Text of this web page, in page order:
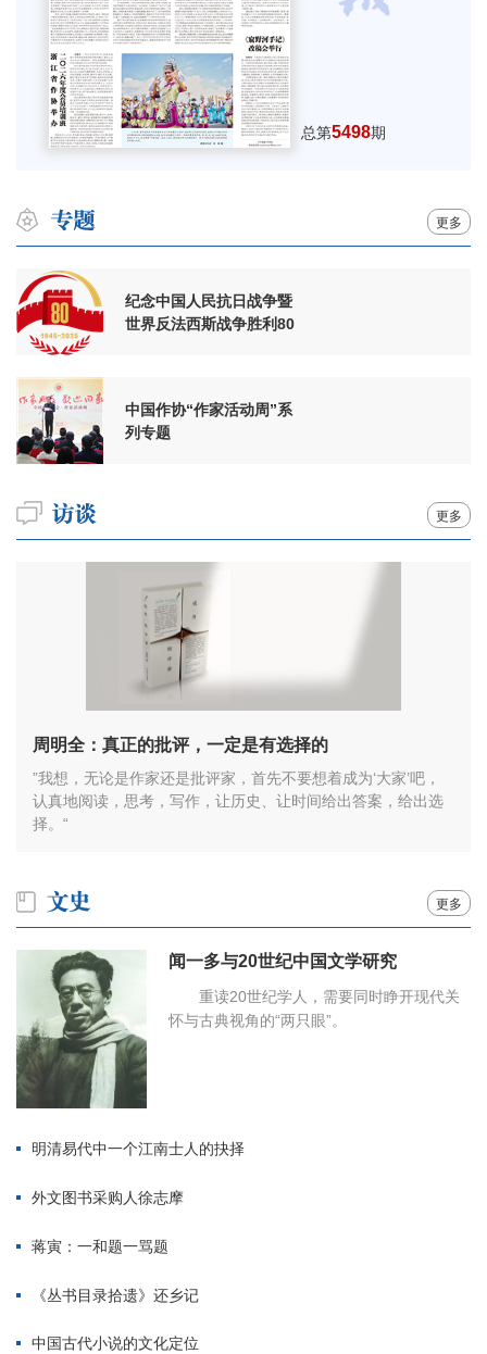
总第5498期
更多
纪念中国人民抗日战争暨
世界反法西斯战争胜利80
中国作协“作家活动周”系
列专题
更多
周明全：真正的批评，一定是有选择的
”我想，无论是作家还是批评家，首先不要想着成为‘大家’吧，
认真地阅读，思考，写作，让历史、让时间给出答案，给出选
择。“
更多
闻一多与20世纪中国文学研究
重读20世纪学人，需要同时睁开现代关
怀与古典视角的“两只眼”。
明清易代中一个江南士人的抉择
外文图书采购人徐志摩
蒋寅：一和题一骂题
《丛书目录拾遗》还乡记
中国古代小说的文化定位